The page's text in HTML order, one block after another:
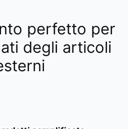
perfetto per
degli articoli